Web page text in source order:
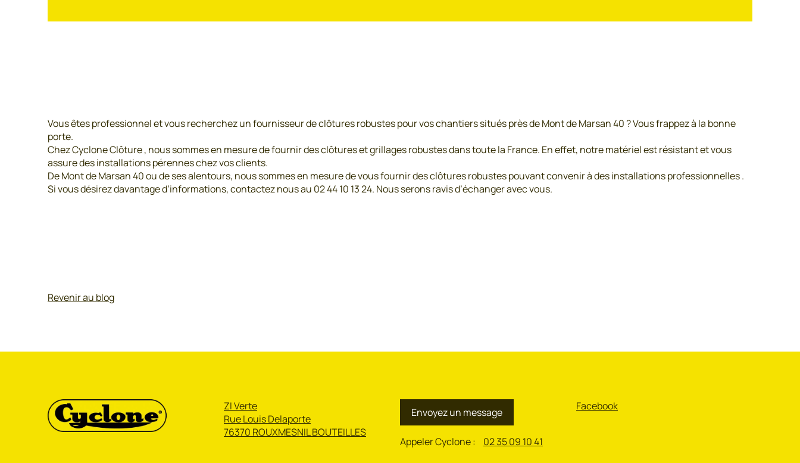
Vous êtes professionnel et vous recherchez un fournisseur de clôtures robustes pour vos chantiers situés près de Mont de Marsan 40 ? Vous frappez à la bonne
porte.
Chez Cyclone Clôture , nous sommes en mesure de fournir des clôtures et grillages robustes dans toute la France. En effet, notre matériel est résistant et vous
assure des installations pérennes chez vos clients.
De Mont de Marsan 40 ou de ses alentours, nous sommes en mesure de vous fournir des clôtures robustes pouvant convenir à des installations professionnelles .
Si vous désirez davantage d’informations, contactez nous au 02 44 10 13 24. Nous serons ravis d’échanger avec vous.
Revenir au blog
ZI Verte
Rue Louis Delaporte
76370 ROUXMESNIL BOUTEILLES
Envoyez un message
Appeler Cyclone : 02 35 09 10 41
Facebook